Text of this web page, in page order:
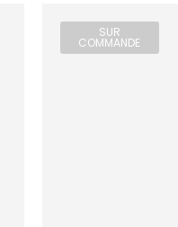
SUR
COMMANDE